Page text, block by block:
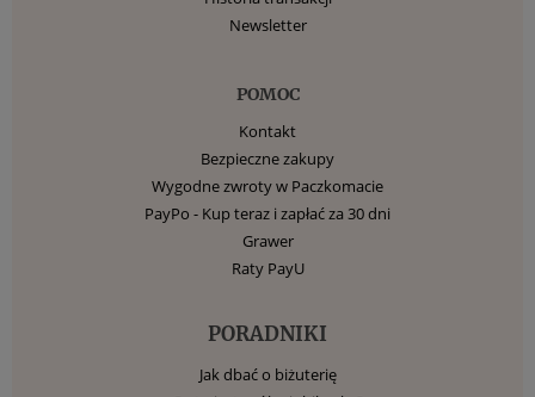
Newsletter
POMOC
Kontakt
Bezpieczne zakupy
Wygodne zwroty w Paczkomacie
PayPo - Kup teraz i zapłać za 30 dni
Grawer
Raty PayU
PORADNIKI
Jak dbać o biżuterię